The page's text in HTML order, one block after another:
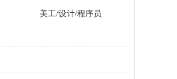
美工/设计/程序员